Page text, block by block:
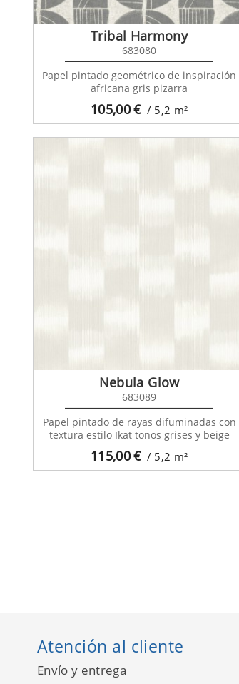
105,00€ / 5,2 m²
Tribal Harmony
683080
Papel pintado geométrico de inspiración
africana gris pizarra
115,00€ / 5,2 m²
Nebula Glow
683089
Papel pintado de rayas difuminadas con
textura estilo Ikat tonos grises y beige
Atención al cliente
Envío y entrega